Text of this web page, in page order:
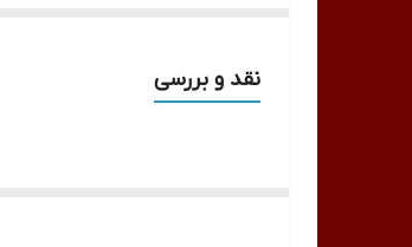
همچنین قلم کاشت ناخن ezflow بسیار سبک وزن و خوش دست می باشد.
نقد و بررسی